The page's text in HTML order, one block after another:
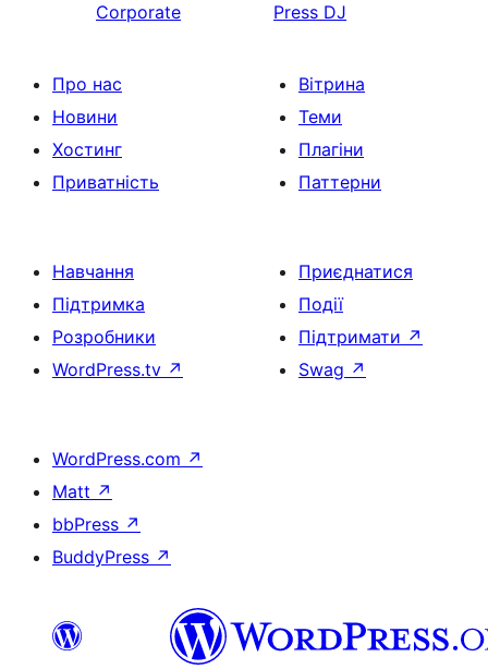
Corporate
Press DJ
Про нас
Новини
Хостинг
Приватність
Вітрина
Теми
Плагіни
Паттерни
Навчання
Підтримка
Розробники
WordPress.tv ↗
Приєднатися
Події
Підтримати ↗
Swag ↗
WordPress.com ↗
Matt ↗
bbPress ↗
BuddyPress ↗